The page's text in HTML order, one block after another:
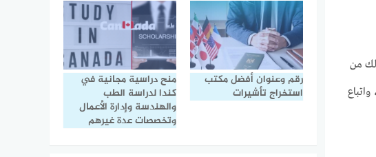
من
رقم وعنوان أفضل مكتب
استخراج تأشيرات
منح دراسية مجانية في
كندا لدراسة الطب
والهندسة وإدارة الأعمال
وتخصصات عدة غيرهم